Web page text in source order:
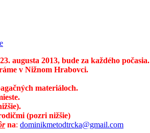
augusta 2013, bude za každého počasia.
v Nižnom Hrabovci.
materiáloch.
).
(pozri nižšie)
na: dominikmetodtrcka@gmail.com